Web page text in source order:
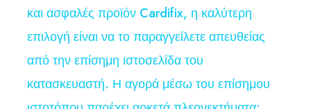
και ασφαλές προϊόν Cardifix, η καλύτερη
επιλογή είναι να το παραγγείλετε απευθείας
από την επίσημη ιστοσελίδα του
κατασκευαστή. Η αγορά μέσω του επίσημου